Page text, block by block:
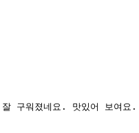
구워졌네요. 맛있어 보여요.